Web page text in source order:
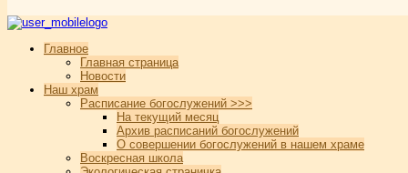
Главное
Главная страница
Новости
Наш храм
Расписание богослужений >>>
На текущий месяц
Архив расписаний богослужений
О совершении богослужений в нашем храме
Воскресная школа